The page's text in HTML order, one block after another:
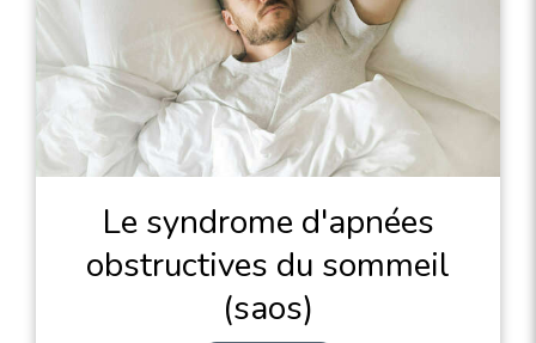
Le syndrome d'apnées
obstructives du sommeil
(saos)